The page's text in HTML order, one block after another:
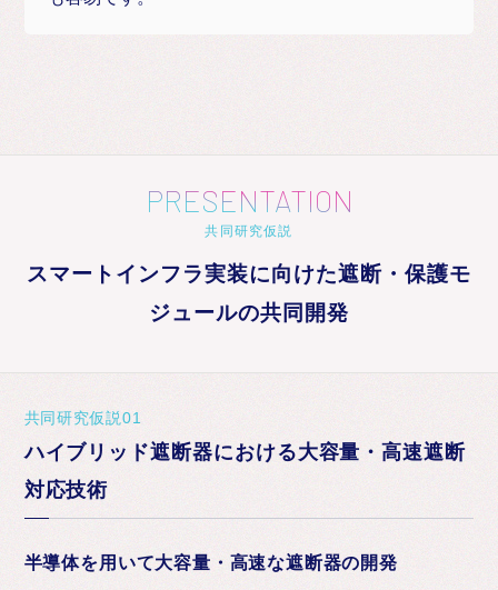
PRESENTATION
共同研究仮説
スマートインフラ実装に向けた遮断・保護モ
ジュールの共同開発
共同研究仮説01
ハイブリッド遮断器における大容量・高速遮断
対応技術
半導体を用いて大容量・高速な遮断器の開発